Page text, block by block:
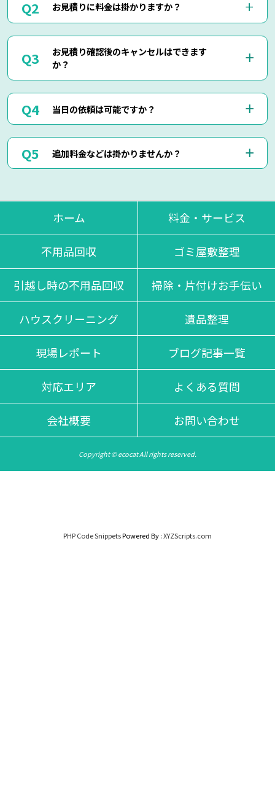
くださいませ。
お電話・メール・LINEにてご予約が可能です。
ご相談の際にご依頼作業の詳細や回収物の詳細など、ご説明
して頂けましたら簡易お見積りも可能でございます。
お客様に分かりやすくご説明させて頂きますのでご安心くだ
お見積りに料金は掛かりますか？
りますのでご安心してご相談くださいませ。
現地にて現物を確認しないと正確なお見積りを出せない場合
もございますので、お電話・メール・LINEでのお見積り
は、簡易お見積りを出させて頂きます。
正確なお見積りをご希望の場合は『出張お見積り』をご希望
頂ければ、無料にてご対応させて頂きます。
お見積り確認後のキャンセルはできます
か？
出張費などはもちろん掛かりませんのでご安心ください。
当社ではお見積り金額に納得されていないお客様に対して無
断で作業は行いません。
ただし悪質なキャンセルに関しましてはキャンセル料を頂く
場合もございます。
当日の依頼は可能ですか？
東京・神奈川・千葉・埼玉の対応エリア内でしたら、最短25
分で現地に到着させて頂きます。
追加料金などは掛かりませんか？
でご対応させて頂いております。
不当な追加料金等は一切掛かりませんのでご安心くださいま
ホーム 料金・サービス
不用品回収 ゴミ屋敷整理
引越し時の不用品回収 掃除・片付けお手伝い
ハウスクリーニング 遺品整理
現場レポート ブログ記事一覧
対応エリア よくある質問
会社概要 お問い合わせ
Copyright © ecocat All rights reserved.
PHP Code SnippetsPowered By :XYZScripts.com